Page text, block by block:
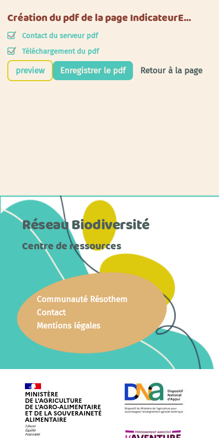
Création du pdf de la page IndicateurE…
Contact du serveur pdf
Téléchargement du pdf
preview Enregistrer le pdf Retour à la page
Réseau Biodiversité
Centre de ressources
Communauté Résothem
Contact
Mentions légales